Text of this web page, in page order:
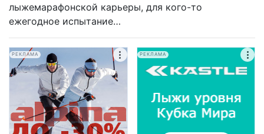
лыжемарафонской карьеры, для кого-то
ежегодное испытание…
РЕКЛАМА РЕКЛАМА